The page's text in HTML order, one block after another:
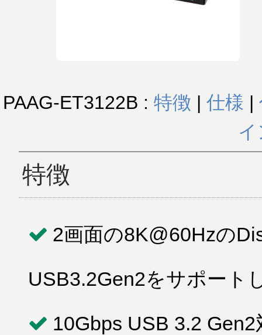
PAAG-ET3122B : 特徴 | 仕様 |
特徴
2画面の8K@60Hzの
USB3.2Gen2をサポート
10Gbps USB 3.2